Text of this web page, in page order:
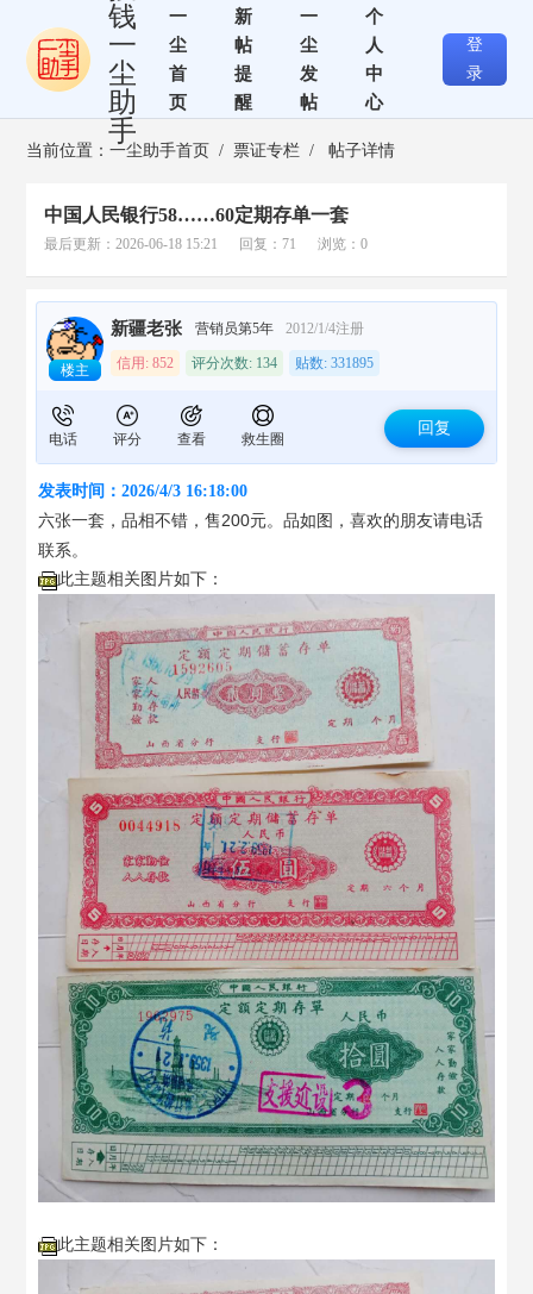
钱
一
尘
助
手
一
尘
首
页
新
帖
提
醒
一
尘
发
帖
个
人
中
心
登
录
当前位置：一尘助手首页 / 票证专栏 / 帖子详情
中国人民银行58……60定期存单一套
最后更新：2026-06-18 15:21 回复：71 浏览：0
楼主
新疆老张 营销员第5年 2012/1/4注册
信用: 852 评分次数: 134 贴数: 331895
电话 评分 查看 救生圈
回复
发表时间：2026/4/3 16:18:00
六张一套，品相不错，售200元。品如图，喜欢的朋友请电话
联系。
此主题相关图片如下：
此主题相关图片如下：